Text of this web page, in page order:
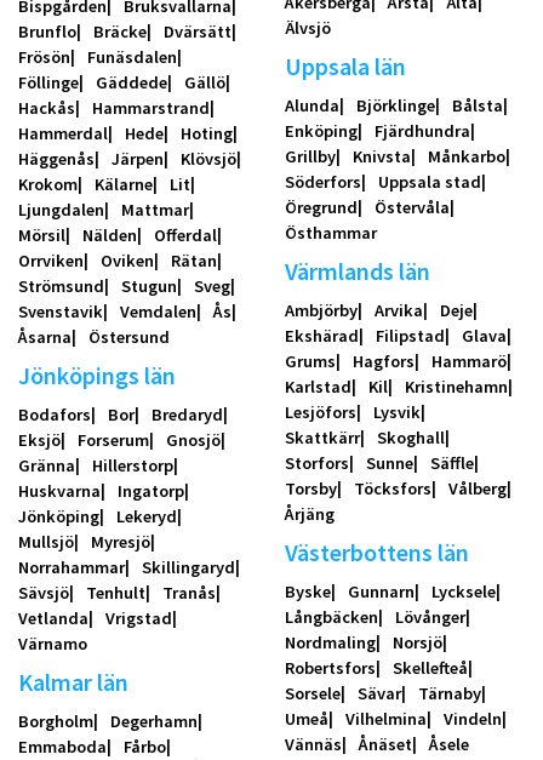
Bispgården
Bruksvallarna
Brunflo
Bräcke
Dvärsätt
Frösön
Funäsdalen
Föllinge
Gäddede
Gällö
Hackås
Hammarstrand
Hammerdal
Hede
Hoting
Häggenås
Järpen
Klövsjö
Krokom
Kälarne
Lit
Ljungdalen
Mattmar
Mörsil
Nälden
Offerdal
Orrviken
Oviken
Rätan
Strömsund
Stugun
Sveg
Svenstavik
Vemdalen
Ås
Åsarna
Östersund
Jönköpings län
Bodafors Bor
Bredaryd
Eksjö
Forserum
Gnosjö
Gränna
Hillerstorp
Huskvarna
Ingatorp
Jönköping
Lekeryd
Mullsjö
Myresjö
Norrahammar
Skillingaryd
Sävsjö
Tenhult
Tranås
Vetlanda
Vrigstad
Värnamo
Kalmar län
Borgholm
Degerhamn
Emmaboda
Fårbo
Älvsjö
Uppsala län
Alunda Björklinge
Bålsta
Enköping
Fjärdhundra
Grillby
Knivsta
Månkarbo
Söderfors
Uppsala stad
Öregrund
Östervåla
Östhammar
Värmlands län
Ambjörby Arvika
Deje
Ekshärad
Filipstad
Glava
Grums
Hagfors
Hammarö
Karlstad
Kil
Kristinehamn
Lesjöfors
Lysvik
Skattkärr
Skoghall
Storfors
Sunne
Säffle
Torsby
Töcksfors
Vålberg
Årjäng
Västerbottens län
Byske Gunnarn
Lycksele
Långbäcken
Lövånger
Nordmaling
Norsjö
Robertsfors
Skellefteå
Sorsele
Sävar
Tärnaby
Umeå
Vilhelmina
Vindeln
Vännäs
Ånäset Åsele